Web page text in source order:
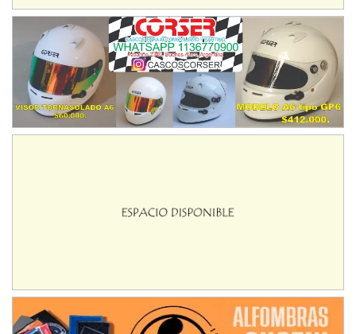
Baradero (Buenos Aires)
KDO - F6
Ciudad de Trenque Lauquen (Asfalto)
Trenque Lauquen (Buenos Aires)
ENTRERRIANO - F6 (POSTERGADA)
Parque de la Velocidad (Asfalto)
Villaguay (Entre Ríos)
Juventud Unida (Tierra)
Humboldt (Santa Fe)